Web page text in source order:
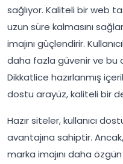
sağlıyor. Kaliteli bir web
uzun süre kalmasını
imajını güçlendirir.
daha fazla güvenir ve bu
Dikkatlice hazırlanmış
dostu arayüz, kaliteli bir
Hazır siteler, kullanıcı
avantajına sahiptir.
marka imajını daha